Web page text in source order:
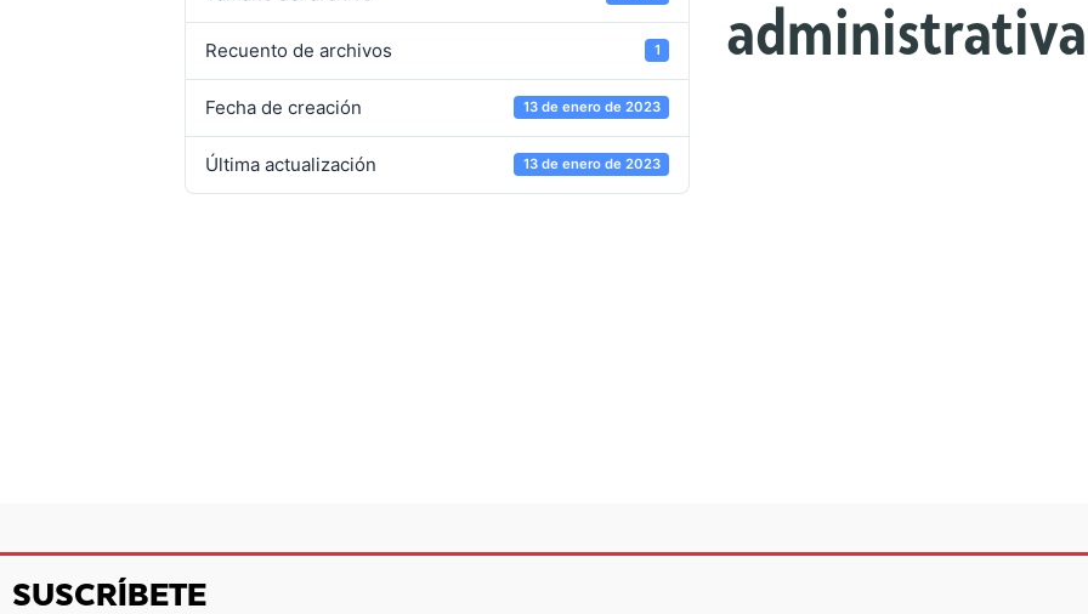
Recuento de archivos 1
Fecha de creación 13 de enero de 2023
Última actualización 13 de enero de 2023
SUSCRÍBETE